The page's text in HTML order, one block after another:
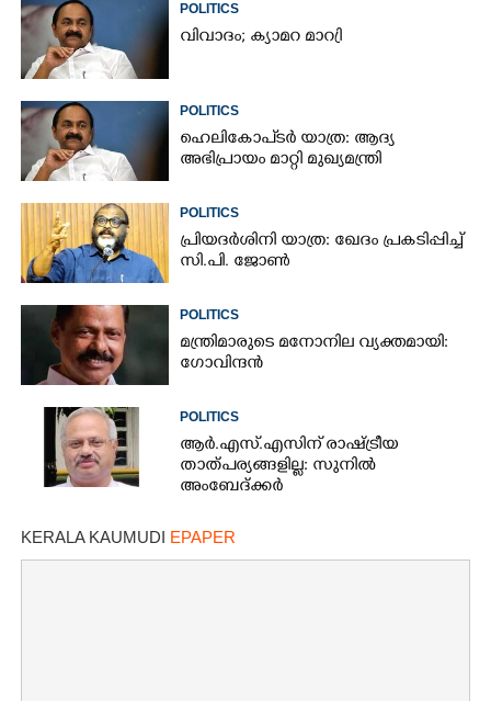
POLITICS
വിവാദം; ക്യാമറ മാറ്രി
POLITICS
ഹെലികോപ്ടർ യാത്ര: ആദ്യ
അഭിപ്രായം മാറ്റി മുഖ്യമന്ത്രി
POLITICS
പ്രിയദർശിനി യാത്ര: ഖേദം പ്രകടിപ്പിച്ച്
സി.പി. ജോൺ
POLITICS
മന്ത്രിമാരുടെ മനോനില വ്യക്തമായി:
ഗോവിന്ദൻ
POLITICS
ആർ.എസ്.എസിന് രാഷ്ട്രീയ
താത്പര്യങ്ങളില്ല: സുനിൽ
അംബേദ്ക്കർ
KERALA KAUMUDI EPAPER